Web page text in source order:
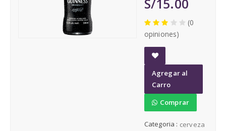
S/15.00
(0
opiniones)
d
d
t
o
W
Agregar al
Carro
Comprar
Categoria : cerveza